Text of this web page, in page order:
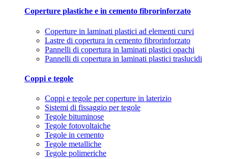
Coperture plastiche e in cemento fibrorinforzato
Coperture in laminati plastici ad elementi curvi
Lastre di copertura in cemento fibrorinforzato
Pannelli di copertura in laminati plastici opachi
Pannelli di copertura in laminati plastici traslucidi
Coppi e tegole
Coppi e tegole per coperture in laterizio
Sistemi di fissaggio per tegole
Tegole bituminose
Tegole fotovoltaiche
Tegole in cemento
Tegole metalliche
Tegole polimeriche